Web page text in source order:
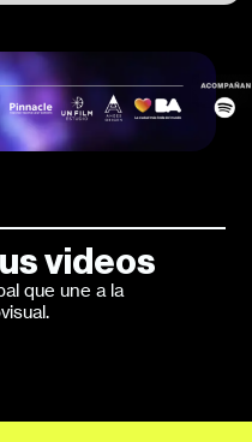
videos
que une a la